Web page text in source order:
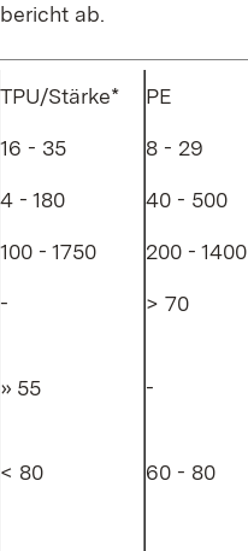
ab.
TPU/Stärke* PE
16 - 35 8 - 29
4 - 180 40 - 500
100 - 1750 200 - 1400
- > 70
» 55 -
< 80 60 - 80